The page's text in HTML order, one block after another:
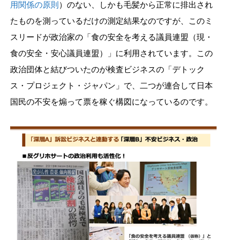
用関係の原則 ）のない、しかも毛髪から正常に排出され
たものを測っているだけの測定結果なのですが、このミ
スリードが政治家の「食の安全を考える議員連盟（現・
食の安全・安心議員連盟）」に利用されています。この
政治団体と結びついたのが検査ビジネスの「デトック
ス・プロジェクト・ジャパン」で、二つが連合して日本
国民の不安を煽って票を稼ぐ構図になっているのです。